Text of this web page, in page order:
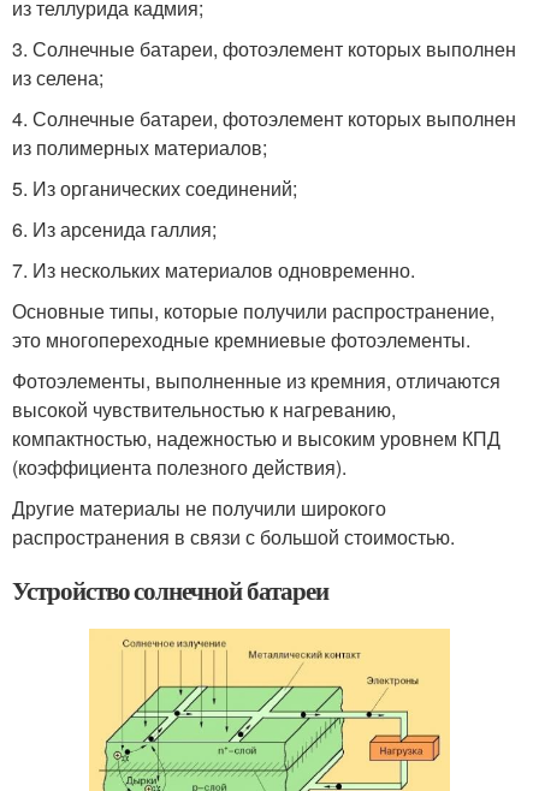
из теллурида кадмия;
3. Солнечные батареи, фотоэлемент которых выполнен
из селена;
4. Солнечные батареи, фотоэлемент которых выполнен
из полимерных материалов;
5. Из органических соединений;
6. Из арсенида галлия;
7. Из нескольких материалов одновременно.
Основные типы, которые получили распространение,
это многопереходные кремниевые фотоэлементы.
Фотоэлементы, выполненные из кремния, отличаются
высокой чувствительностью к нагреванию,
компактностью, надежностью и высоким уровнем КПД
(коэффициента полезного действия).
Другие материалы не получили широкого
распространения в связи с большой стоимостью.
Устройство солнечной батареи